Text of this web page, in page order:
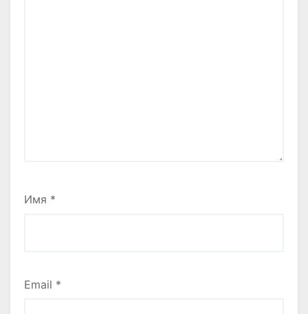
Имя *
Email *